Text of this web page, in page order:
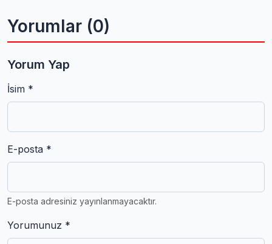
Yorumlar (0)
Yorum Yap
İsim *
E-posta *
E-posta adresiniz yayınlanmayacaktır.
Yorumunuz *